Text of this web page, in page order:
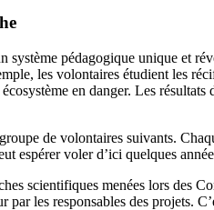
système pédagogique unique et
les volontaires étudient les
en danger. Les
de volontaires suivants.
espérer voler d’ici quelques
scientifiques menées lors des
les responsables des projets.